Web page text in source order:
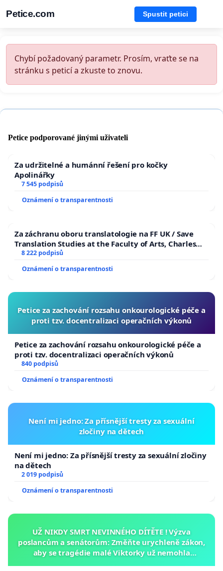
Petice.com Spustit petici
Chybí požadovaný parametr. Prosím, vraťte se na
stránku s peticí a zkuste to znovu.
Petice podporované jinými uživateli
Za udržitelné a humánní řešení pro kočky
Apolinářky
7 545 podpisů
Oznámení o transparentnosti
Za záchranu oboru translatologie na FF UK / Save
Translation Studies at the Faculty of Arts, Charles
University
8 222 podpisů
Oznámení o transparentnosti
Petice za zachování rozsahu onkourologické péče a
proti tzv. docentralizaci operačních výkonů
Petice za zachování rozsahu onkourologické péče a
proti tzv. docentralizaci operačních výkonů
840 podpisů
Oznámení o transparentnosti
Není mi jedno: Za přísnější tresty za sexuální
zločiny na dětech
Není mi jedno: Za přísnější tresty za sexuální zločiny
na dětech
2 019 podpisů
Oznámení o transparentnosti
UŽ NIKDY SMRT NEVINNÉHO DÍTĚTE ! Výzva
poslancům a senátorům: Změňte urychleně zákon,
aby se tragédie malé Viktorky už nemohla